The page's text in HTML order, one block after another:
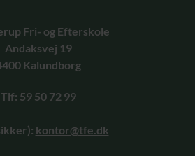
Fri- og Efterskole
Andaksvej 19
Kalundborg
Tlf: 59 50 72 99
kontor@tfe.dk